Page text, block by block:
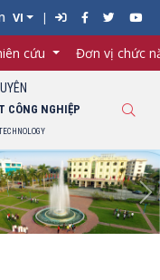
đào tạo Đại học
VI
cứu Đơn vị chức
CÔNG NGHIỆP